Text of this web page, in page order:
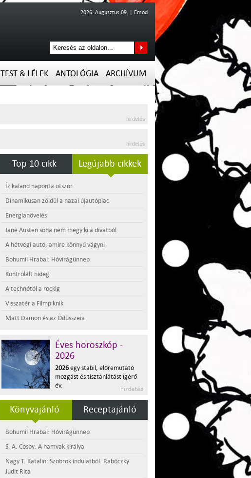
2026. Augusztus 09. | Emőd
TEST & LÉLEK ANTOLÓGIA ARCHÍVUM
hirdetés
hirdetés
Top 10 cikk Legújabb cikkek
Íz kaland naponta ötször
Dinamikusan zöldül a hazai újautópiac
Energianövelés
Jane Austen soha nem megy ki a divatból
A hétvégi autó, amire könnyű vágyni
Bohumil Hrabal: Hóvirágünnep
Kontrolált hideg
A technótól a rockig
Visszatér a Filmpiknik
Matt Damon és az Odüsszeia
Éves horoszkóp -
2026
2026 egy stabil, előremutató
mozgást és tisztánlátást ígérő
év.
Könyvajánló Receptajánló
Bohumil Hrabal: Hóvirágünnep
S. A. Cosby: A hamvak királya
Nagy T. Katalin: Szobrok indulatból. Rabóczky
Judit Rita